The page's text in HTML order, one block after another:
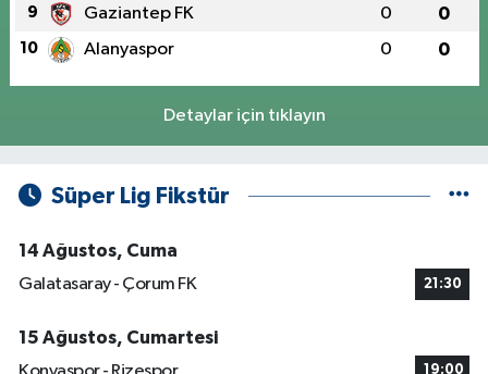
9 Gaziantep FK 0 0
10 Alanyaspor 0 0
Detaylar için tıklayın
Süper Lig Fikstür
14 Ağustos, Cuma
Galatasaray - Çorum FK
21:30
15 Ağustos, Cumartesi
19:00